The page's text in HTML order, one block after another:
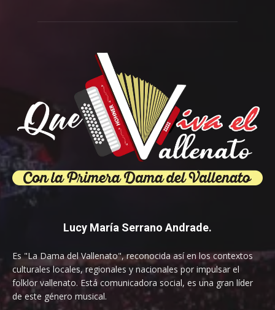
Lucy María Serrano Andrade.
Es "La Dama del Vallenato", reconocida así en los contextos
culturales locales, regionales y nacionales por impulsar el
folklor vallenato. Está comunicadora social, es una gran líder
de este género musical.